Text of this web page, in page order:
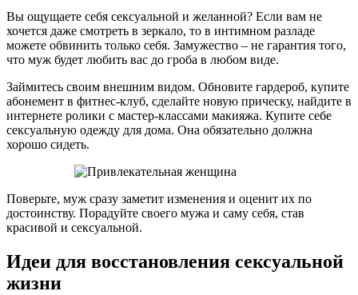
Вы ощущаете себя сексуальной и желанной? Если вам не
хочется даже смотреть в зеркало, то в интимном разладе
можете обвинить только себя. Замужество – не гарантия того,
что муж будет любить вас до гроба в любом виде.
Займитесь своим внешним видом. Обновите гардероб, купите
абонемент в фитнес-клуб, сделайте новую прическу, найдите в
интернете ролики с мастер-классами макияжа. Купите себе
сексуальную одежду для дома. Она обязательно должна
хорошо сидеть.
Поверьте, муж сразу заметит изменения и оценит их по
достоинству. Порадуйте своего мужа и саму себя, став
красивой и сексуальной.
Идеи для восстановления сексуальной
жизни